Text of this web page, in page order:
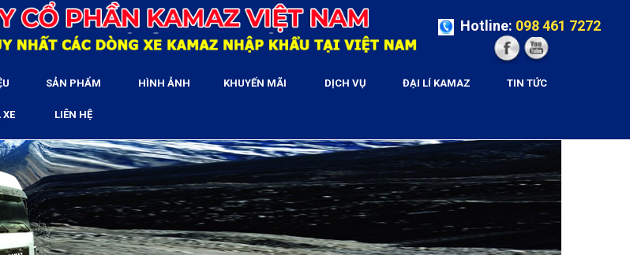
Hotline: 098 461 7272
SẢN PHẨM HÌNH ẢNH KHUYẾN MÃI DỊCH VỤ ĐẠI LÍ KAMAZ TIN TỨC
LIÊN HỆ